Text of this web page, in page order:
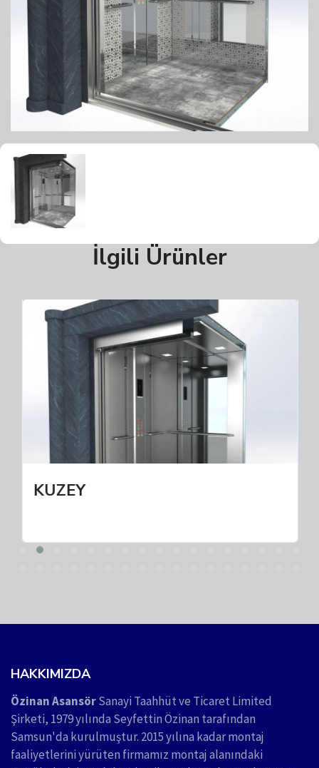
İlgili Ürünler
KUZEY
HAKKIMIZDA
Özinan AsansörSanayi Taahhüt ve Ticaret Limited
Şirketi, 1979 yılında Seyfettin Özinan tarafından
Samsun'da kurulmuştur. 2015 yılına kadar montaj
faaliyetlerini yürüten firmamız montaj alanındaki